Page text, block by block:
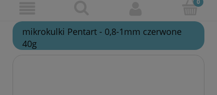
mikrokulki Pentart - 0,8-1mm czerwone
40g